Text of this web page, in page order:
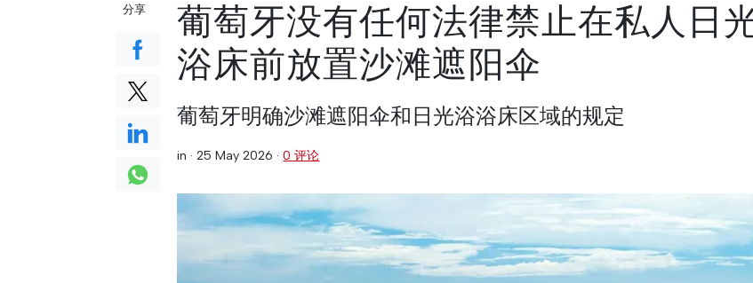
葡萄牙没有任何法律禁止在私人日
浴床前放置沙滩遮阳伞
葡萄牙明确沙滩遮阳伞和日光浴浴床区域的规定
in ·25 May 2026 ·0 评论
分享